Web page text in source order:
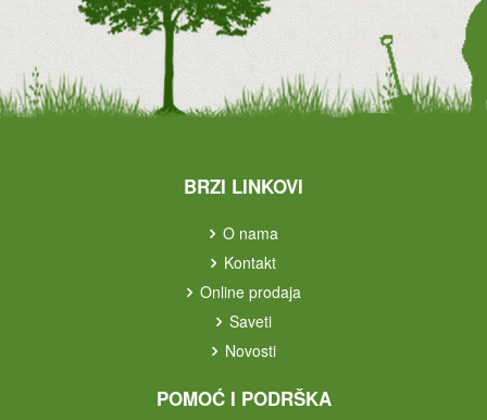
BRZI LINKOVI
O nama
Kontakt
Online prodaja
Saveti
Novosti
POMOĆ I PODRŠKA